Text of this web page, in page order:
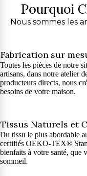
Pourquoi
Nous sommes les
Fabrication sur
Toutes les pièces de notre
artisans, dans notre atelier
producteurs directs, nous
besoins de votre maison.
Tissus Naturels et
Du tissu le plus abordable
certifiés OEKO-TEX®
bienfaits à votre santé, que
sommeil.